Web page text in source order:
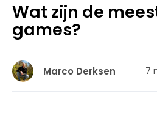
Wat zijn de
games?
Marco Derksen 7